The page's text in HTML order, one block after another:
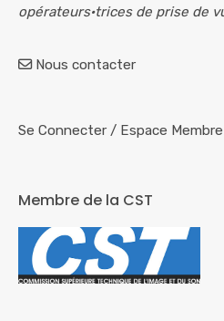
opérateurs·trices de prise de
Nous contacter
Se Connecter / Espace Membre
Membre de la CST